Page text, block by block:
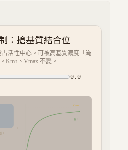
：搶基質結合位
活性中心。可被高基質濃度「淹
Km↑、Vmax 不變。
0.0
）
v
Vmax
無 I